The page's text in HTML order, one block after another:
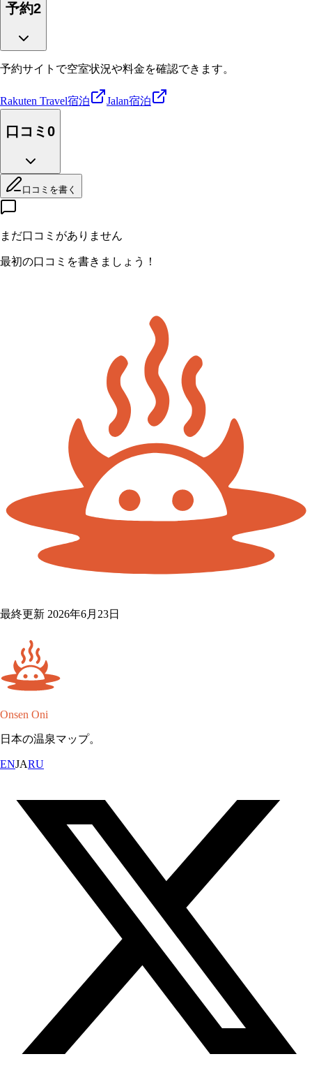
予約2
予約サイトで空室状況や料金を確認できます。
Rakuten Travel宿泊 Jalan宿泊
口コミ 0
口コミを書く
まだ口コミがありません
最初の口コミを書きましょう！
最終更新 2026年6月23日
Onsen Oni
日本の温泉マップ。
ENJARU